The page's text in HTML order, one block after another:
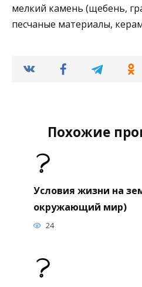
мелкий камень (щебень,
песчаные материалы,
Похожие
Условия жизни на
окружающий мир)
24